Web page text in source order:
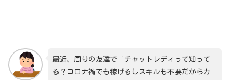
最近、周りの友達で「チャットレディって知って
る？コロナ禍でも稼げるしスキルも不要だからカ